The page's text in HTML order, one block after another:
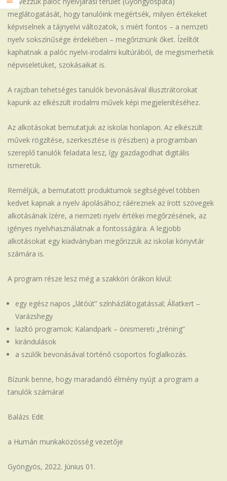
meglátogatását, hogy tanulóink megértsék, milyen értékeket
képviselnek a tájnyelvi változatok, s miért fontos – a nemzeti
nyelv sokszínűsége érdekében – megőriznünk őket. Ízelítőt
kaphatnak a palóc nyelvi-irodalmi kultúrából, de megismerhetik
népviseletüket, szokásaikat is.
A rajzban tehetséges tanulók bevonásával illusztrátorokat
kapunk az elkészült irodalmi művek képi megjelenítéséhez.
Az alkotásokat bemutatjuk az iskolai honlapon. Az elkészült
művek rögzítése, szerkesztése is (részben) a programban
szereplő tanulók feladata lesz, így gazdagodhat digitális
ismeretük.
Reméljük, a bemutatott produktumok segítségével többen
kedvet kapnak a nyelv ápolásához; ráéreznek az írott szövegek
alkotásának ízére, a nemzeti nyelv értékei megőrzésének, az
igényes nyelvhasználatnak a fontosságára. A legjobb
alkotásokat egy kiadványban megőrizzük az iskolai könyvtár
számára is.
A program része lesz még a szakköri órákon kívül:
egy egész napos „látóút” színházlátogatással; Állatkert –
Varázshegy
lazító programok: Kalandpark – önismereti „tréning”
kirándulások
a szülők bevonásával történő csoportos foglalkozás.
Bízunk benne, hogy maradandó élmény nyújt a program a
tanulók számára!
Balázs Edit
a Humán munkaközösség vezetője
Gyöngyös, 2022. Június 01.